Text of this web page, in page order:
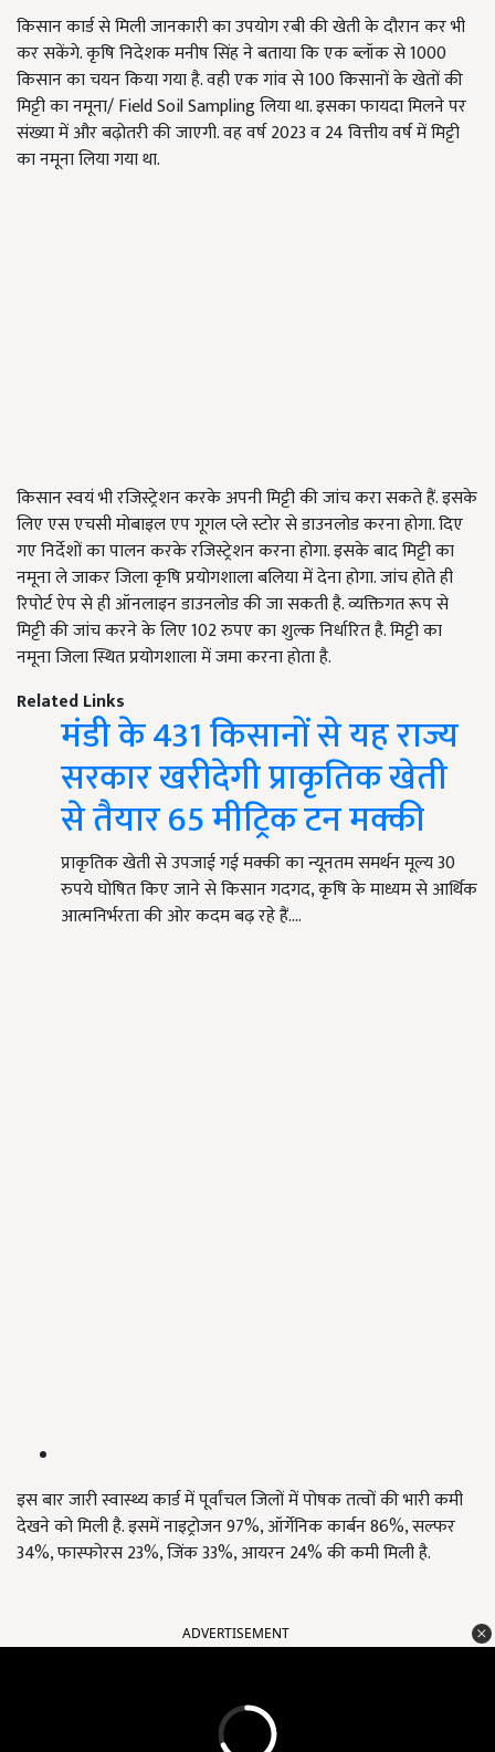
किसान कार्ड से मिली जानकारी का उपयोग रबी की खेती के दौरान कर भी
कर सकेंगे. कृषि निदेशक मनीष सिंह ने बताया कि एक ब्लॉक से 1000
किसान का चयन किया गया है. वही एक गांव से 100 किसानों के खेतों की
मिट्टी का नमूना/ Field Soil Sampling लिया था. इसका फायदा मिलने पर
संख्या में और बढ़ोतरी की जाएगी. वह वर्ष 2023 व 24 वित्तीय वर्ष में मिट्टी
का नमूना लिया गया था.
किसान स्वयं भी रजिस्ट्रेशन करके अपनी मिट्टी की जांच करा सकते हैं. इसके
लिए एस एचसी मोबाइल एप गूगल प्ले स्टोर से डाउनलोड करना होगा. दिए
गए निर्देशों का पालन करके रजिस्ट्रेशन करना होगा. इसके बाद मिट्टी का
नमूना ले जाकर जिला कृषि प्रयोगशाला बलिया में देना होगा. जांच होते ही
रिपोर्ट ऐप से ही ऑनलाइन डाउनलोड की जा सकती है. व्यक्तिगत रूप से
मिट्टी की जांच करने के लिए 102 रुपए का शुल्क निर्धारित है. मिट्टी का
नमूना जिला स्थित प्रयोगशाला में जमा करना होता है.
Related Links
मंडी के 431 किसानों से यह राज्य
सरकार खरीदेगी प्राकृतिक खेती
से तैयार 65 मीट्रिक टन मक्की
प्राकृतिक खेती से उपजाई गई मक्की का न्यूनतम समर्थन मूल्य 30
रुपये घोषित किए जाने से किसान गदगद, कृषि के माध्यम से आर्थिक
आत्मनिर्भरता की ओर कदम बढ़ रहे हैं.…
इस बार जारी स्वास्थ्य कार्ड में पूर्वांचल जिलों में पोषक तत्वों की भारी कमी
देखने को मिली है. इसमें नाइट्रोजन 97%, ऑर्गेनिक कार्बन 86%, सल्फर
34%, फास्फोरस 23%, जिंक 33%, आयरन 24% की कमी मिली है.
ADVERTISEMENT